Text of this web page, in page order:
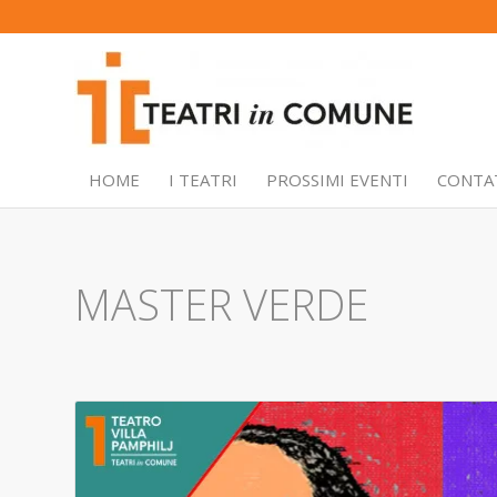
HOME I TEATRI PROSSIMI EVENTI
MASTER VERDE